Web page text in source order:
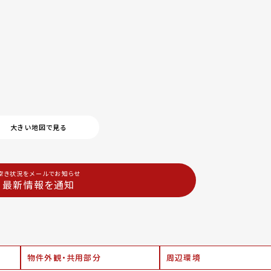
大きい地図で見る
き状況をメールでお知らせ
最新情報を通知
物件外観・共用部分 周辺環境